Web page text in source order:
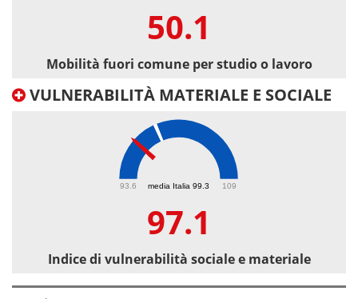
50.1
Mobilità fuori comune per studio o lavoro
VULNERABILITÀ MATERIALE E SOCIALE
media Italia 99.3
93.6 109
97.1
Indice di vulnerabilità sociale e materiale